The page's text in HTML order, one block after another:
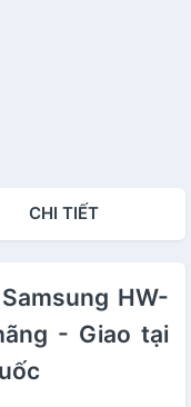
CHI TIẾT
HW-
- Giao tại